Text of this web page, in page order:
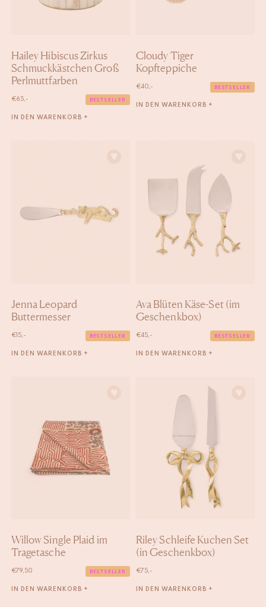
Hailey Hibiscus Zirkus
Schmuckkästchen Groß
Perlmuttfarben
€65,- BESTSELLER
IN DEN WARENKORB +
Cloudy Tiger
Kopfteppiche
€40,- BESTSELLER
IN DEN WARENKORB +
Jenna Leopard
Buttermesser
€ 15,- BESTSELLER
IN DEN WARENKORB +
Ava Blüten Käse-Set (im
Geschenkbox)
€45,- BESTSELLER
IN DEN WARENKORB +
Willow Single Plaid im
Tragetasche
€79,50 BESTSELLER
IN DEN WARENKORB +
Riley Schleife Kuchen Set
(in Geschenkbox)
€75,-
IN DEN WARENKORB +